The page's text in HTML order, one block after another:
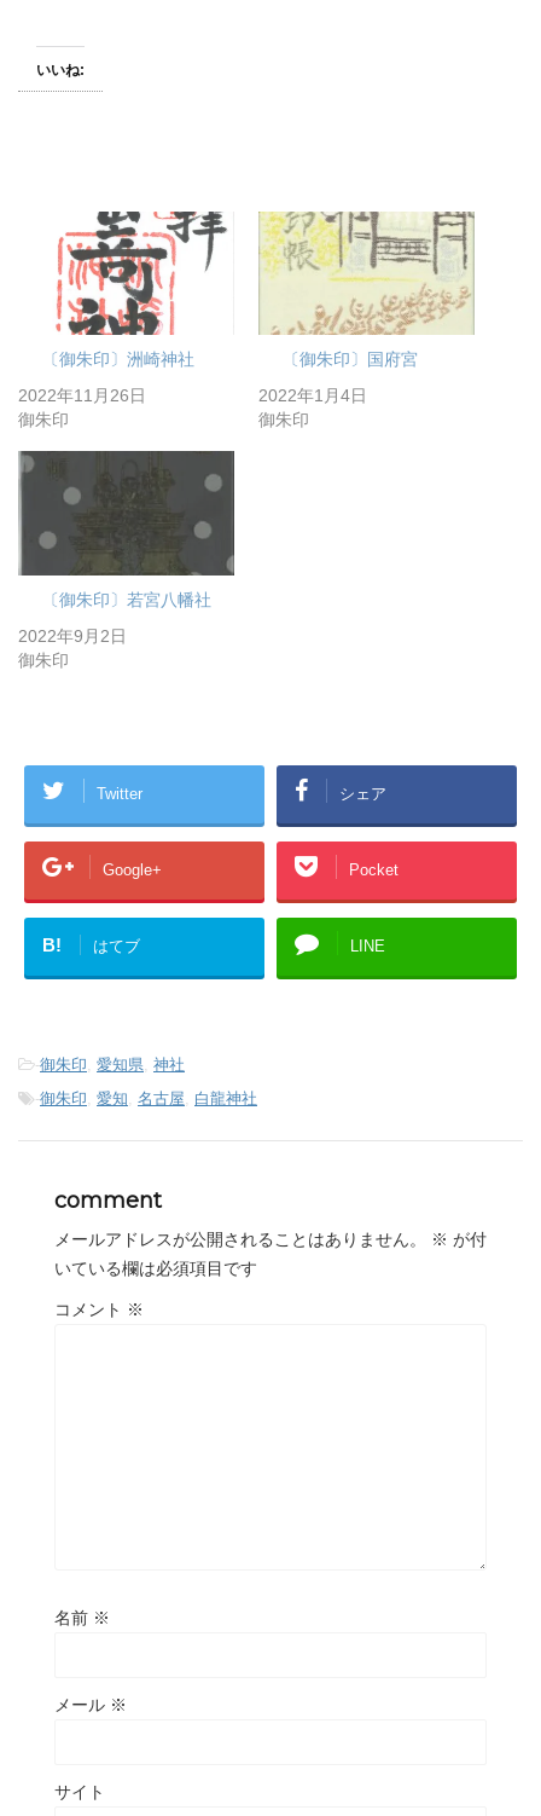
いいね:
〔御朱印〕洲崎神社
2022年11月26日
御朱印
〔御朱印〕国府宮
2022年1月4日
御朱印
〔御朱印〕若宮八幡社
2022年9月2日
御朱印
Twitter シェア
Google+ Pocket
B! はてブ LINE
-御朱印 愛知県 神社
-御朱印 愛知 名古屋 白龍神社
comment
メールアドレスが公開されることはありません。 ※ が付
いている欄は必須項目です
コメント ※
名前 ※
メール ※
サイト